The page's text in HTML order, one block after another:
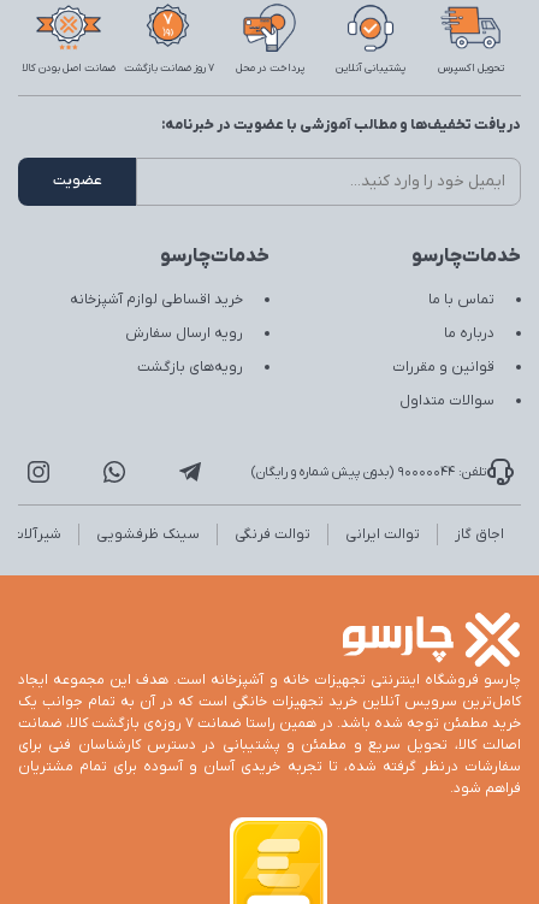
تحویل اکسپرس پشتیبانی آنلاین پرداخت در محل 7 روز ضمانت بازگشت ضمانت اصل بودن کالا
خدمات‌چارسو
تماس با ما
درباره ما
قوانین و مقررات
سوالات متداول
خدمات‌چارسو
خرید اقساطی لوازم آشپزخانه
رویه ارسال سفارش
رویه‌های بازگشت
دریافت تخفیف‌ها و مطالب آموزشی با عضویت در خبرنامه:
تلفن: 90000044 (بدون پیش شماره و رایگان)
اجاق گاز توالت ایرانی توالت فرنگی سینک ظرفشویی شیرآلات
چارسو فروشگاه اینترنتی تجهیزات خانه و آشپزخانه است. هدف این مجموعه ایجاد
کامل‌ترین سرویس آنلاین خرید تجهیزات خانگی است که در آن به تمام جوانب یک
خرید مطمئن توجه شده باشد. در همین راستا ضمانت 7 روزه‌ی بازگشت کالا، ضمانت
اصالت کالا، تحویل سریع و مطمئن و پشتیبانی در دسترس کارشناسان فنی برای
سفارشات درنظر گرفته شده، تا تجربه خریدی آسان و آسوده برای تمام مشتریان
فراهم شود.